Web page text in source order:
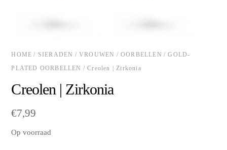
HOME / SIERADEN /VROUWEN /OORBELLEN /GOLD-
PLATED OORBELLEN / Creolen | Zirkonia
Creolen | Zirkonia
€7,99
Op voorraad